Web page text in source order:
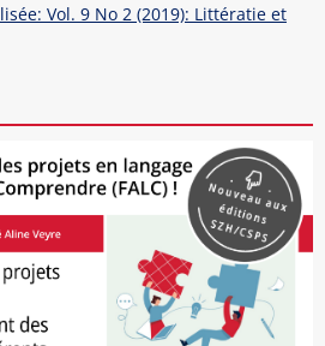
Vol. 9 No 2 (2019): Littératie et